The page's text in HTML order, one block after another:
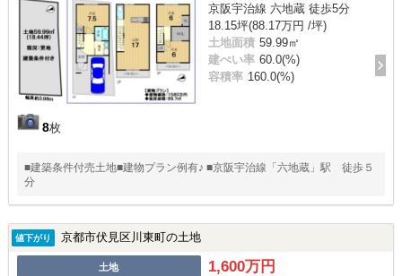
8枚
京阪宇治線 六地蔵 徒歩5分
18.15坪(88.17万円 /坪)
土地面積 59.99㎡
建ぺい率 60.0(%)
容積率 160.0(%)
■建築条件付売土地■建物プラン例有♪ ■京阪宇治線「六地蔵」駅 徒歩５
分
値下がり 京都市伏見区川東町の土地
土地 1,600万円